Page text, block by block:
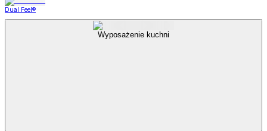
Dual Feel®
Wyposażenie kuchni